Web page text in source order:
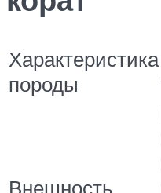
Характеристика
породы
Внешность